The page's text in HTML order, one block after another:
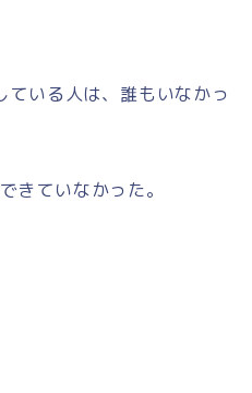
いる人は、誰もいなかっ
きていなかった。